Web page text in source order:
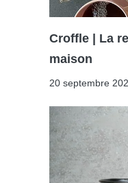
Croffle | La
maison
20 septembre